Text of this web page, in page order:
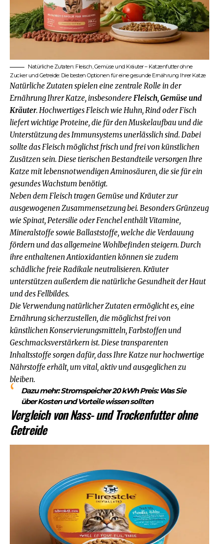
Natürliche Zutaten: Fleisch, Gemüse und Kräuter – Katzenfutter ohne
Zucker und Getreide: Die besten Optionen für eine gesunde Ernährung Ihrer Katze
Natürliche Zutaten spielen eine zentrale Rolle in der
Ernährung Ihrer Katze, insbesondere Fleisch, Gemüse und
Kräuter. Hochwertiges Fleisch wie Huhn, Rind oder Fisch
liefert wichtige Proteine, die für den Muskelaufbau und die
Unterstützung des Immunsystems unerlässlich sind. Dabei
sollte das Fleisch möglichst frisch und frei von künstlichen
Zusätzen sein. Diese tierischen Bestandteile versorgen Ihre
Katze mit lebensnotwendigen Aminosäuren, die sie für ein
gesundes Wachstum benötigt.
Neben dem Fleisch tragen Gemüse und Kräuterzur
ausgewogenen Zusammensetzung bei. Besonders Grünzeug
wie Spinat, Petersilie oder Fenchel enthält Vitamine,
Mineralstoffe sowie Ballaststoffe, welche die Verdauung
fördern und das allgemeine Wohlbefinden steigern. Durch
ihre enthaltenen Antioxidantien können sie zudem
schädliche freie Radikale neutralisieren. Kräuter
unterstützen außerdem die natürliche Gesundheit der Haut
und des Fellbildes.
Die Verwendung natürlicher Zutaten ermöglicht es, eine
Ernährung sicherzustellen, die möglichst frei von
künstlichen Konservierungsmitteln, Farbstoffen und
Geschmacksverstärkern ist. Diese transparenten
Inhaltsstoffe sorgen dafür, dass Ihre Katze nur hochwertige
Nährstoffe erhält, um vital, aktiv und ausgeglichen zu
bleiben.
Dazu mehr:Stromspeicher 20 kWh Preis: Was Sie
über Kosten und Vorteile wissen sollten
Vergleich von Nass- und Trockenfutter ohne
Getreide